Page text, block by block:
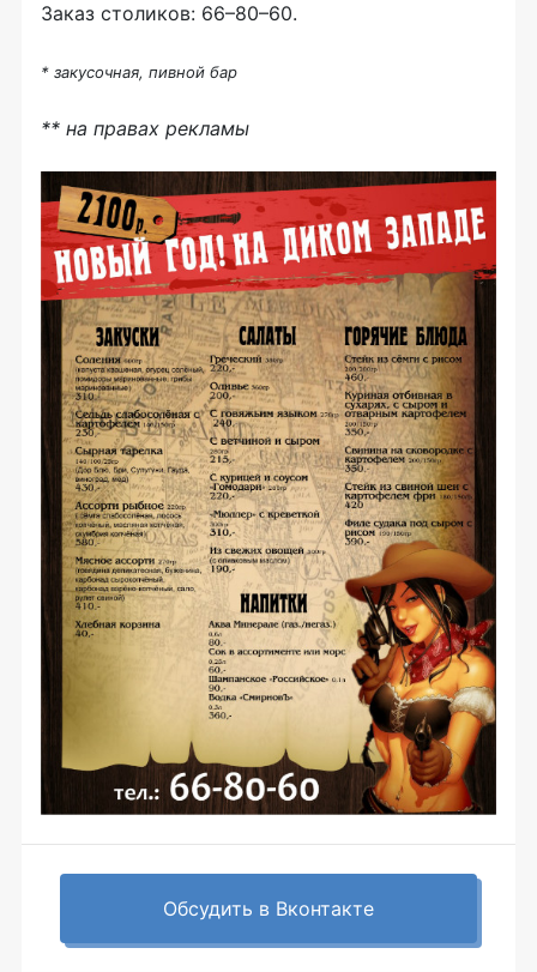
Заказ столиков: 66–80–60.
* закусочная, пивной бар
** на правах рекламы
Обсудить в Вконтакте